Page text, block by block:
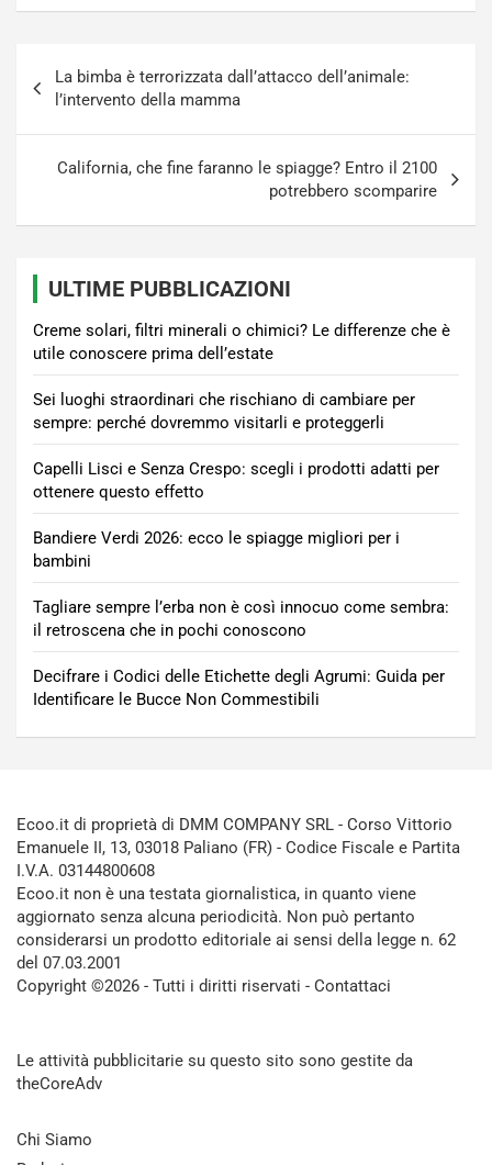
articoli
La bimba è terrorizzata dall’attacco dell’animale:
l’intervento della mamma
California, che fine faranno le spiagge? Entro il 2100
potrebbero scomparire
ULTIME PUBBLICAZIONI
Creme solari, filtri minerali o chimici? Le differenze che è
utile conoscere prima dell’estate
Sei luoghi straordinari che rischiano di cambiare per
sempre: perché dovremmo visitarli e proteggerli
Capelli Lisci e Senza Crespo: scegli i prodotti adatti per
ottenere questo effetto
Bandiere Verdi 2026: ecco le spiagge migliori per i
bambini
Tagliare sempre l’erba non è così innocuo come sembra:
il retroscena che in pochi conoscono
Decifrare i Codici delle Etichette degli Agrumi: Guida per
Identificare le Bucce Non Commestibili
Ecoo.it di proprietà di DMM COMPANY SRL - Corso Vittorio
Emanuele II, 13, 03018 Paliano (FR) - Codice Fiscale e Partita
I.V.A. 03144800608
Ecoo.it non è una testata giornalistica, in quanto viene
aggiornato senza alcuna periodicità. Non può pertanto
considerarsi un prodotto editoriale ai sensi della legge n. 62
del 07.03.2001
Copyright ©2026 - Tutti i diritti riservati - Contattaci
Le attività pubblicitarie su questo sito sono gestite da
theCoreAdv
Chi Siamo